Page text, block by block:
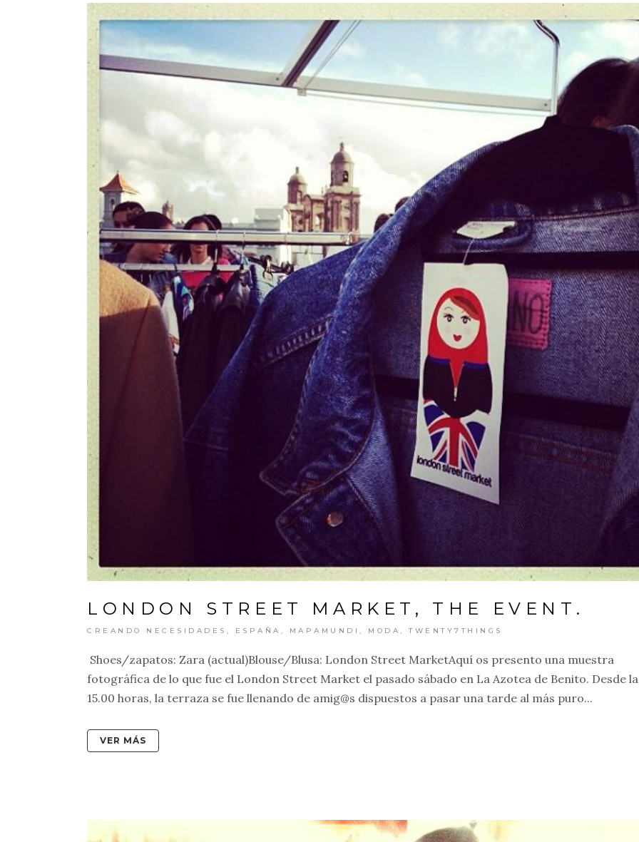
LONDON STREET MARKET, THE EVENT.
CREANDO NECESIDADES , ESPAÑA , MAPAMUNDI , MODA ,TWENTY7THINGS
Shoes/zapatos: Zara (actual)Blouse/Blusa: London Street MarketAquí os presento una muestra
fotográfica de lo que fue el London Street Market el pasado sábado en La Azotea de Benito. Desde
15.00 horas, la terraza se fue llenando de amig@s dispuestos a pasar una tarde al más puro...
VER MÁS